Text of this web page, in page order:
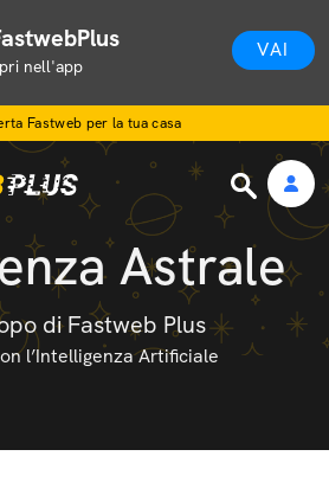
nell'app
VAI
Fastweb per la tua casa
Astrale
di Fastweb Plus
l’Intelligenza Artificiale